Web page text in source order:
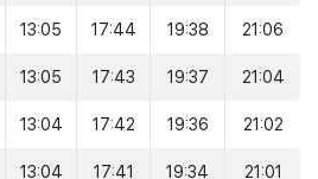
13:05 17:44 19:38 21:06
13:05 17:43 19:37 21:04
13:04 17:42 19:36 21:02
13:04 17:41 19:34 21:01